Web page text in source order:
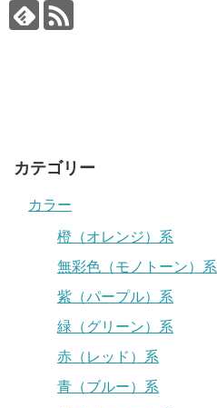
カテゴリー
カラー
橙（オレンジ）系
無彩色（モノトーン）系
紫（パープル）系
緑（グリーン）系
赤（レッド）系
青（ブルー）系